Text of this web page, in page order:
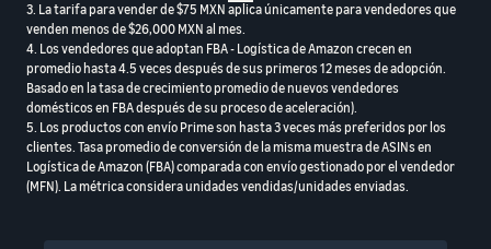
3. La tarifa para vender de $75 MXN aplica únicamente para vendedores que
venden menos de $26,000 MXN al mes.
4. Los vendedores que adoptan FBA - Logística de Amazon crecen en
promedio hasta 4.5 veces después de sus primeros 12 meses de adopción.
Basado en la tasa de crecimiento promedio de nuevos vendedores
domésticos en FBA después de su proceso de aceleración).
5. Los productos con envío Prime son hasta 3 veces más preferidos por los
clientes. Tasa promedio de conversión de la misma muestra de ASINs en
Logística de Amazon (FBA) comparada con envío gestionado por el vendedor
(MFN). La métrica considera unidades vendidas/unidades enviadas.